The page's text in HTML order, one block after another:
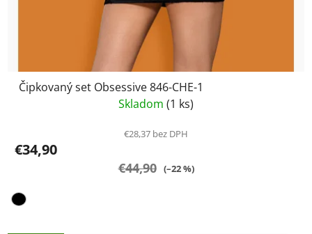
Čipkovaný set Obsessive 846-CHE-1
Skladom (1 ks)
€28,37 bez DPH
€34,90
€44,90 (–22 %)